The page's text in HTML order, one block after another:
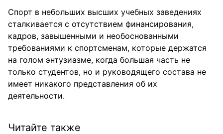
Спорт в небольших высших учебных заведениях
сталкивается с отсутствием финансирования,
кадров, завышенными и необоснованными
требованиями к спортсменам, которые держатся
на голом энтузиазме, когда большая часть не
только студентов, но и руководящего состава не
имеет никакого представления об их
деятельности.
Читайте также